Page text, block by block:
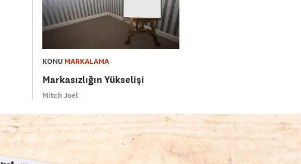
KONU MARKALAMA
Markasızlığın Yükselişi
Mitch Joel